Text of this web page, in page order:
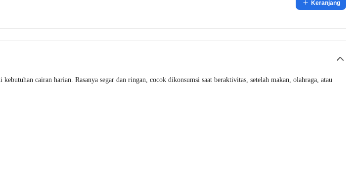
Keranjang
cairan harian. Rasanya segar dan ringan, cocok dikonsumsi saat beraktivitas, setelah makan, olahraga, atau